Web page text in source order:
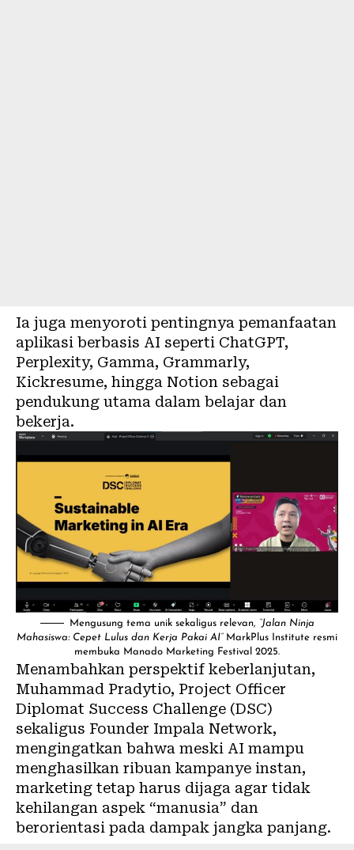
Ia juga menyoroti pentingnya pemanfaatan
aplikasi berbasis AI seperti ChatGPT,
Perplexity, Gamma, Grammarly,
Kickresume, hingga Notion sebagai
pendukung utama dalam belajar dan
bekerja.
Mengusung tema unik sekaligus relevan, “Jalan Ninja
Mahasiswa: Cepet Lulus dan Kerja Pakai AI”MarkPlus Institute resmi
membuka Manado Marketing Festival 2025.
Menambahkan perspektif keberlanjutan,
Muhammad Pradytio, Project Officer
Diplomat Success Challenge (DSC)
sekaligus Founder Impala Network,
mengingatkan bahwa meski AI mampu
menghasilkan ribuan kampanye instan,
marketing tetap harus dijaga agar tidak
kehilangan aspek “manusia” dan
berorientasi pada dampak jangka panjang.